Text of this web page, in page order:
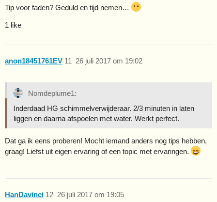
Tip voor faden? Geduld en tijd nemen…
1 like
anon18451761EV 26 juli 2017 om 19:02
11
Nomdeplume1:
Inderdaad HG schimmelverwijderaar. 2/3 minuten in laten
liggen en daarna afspoelen met water. Werkt perfect.
Dat ga ik eens proberen! Mocht iemand anders nog tips hebben,
graag! Liefst uit eigen ervaring of een topic met ervaringen.
HanDavinci 26 juli 2017 om 19:05
12